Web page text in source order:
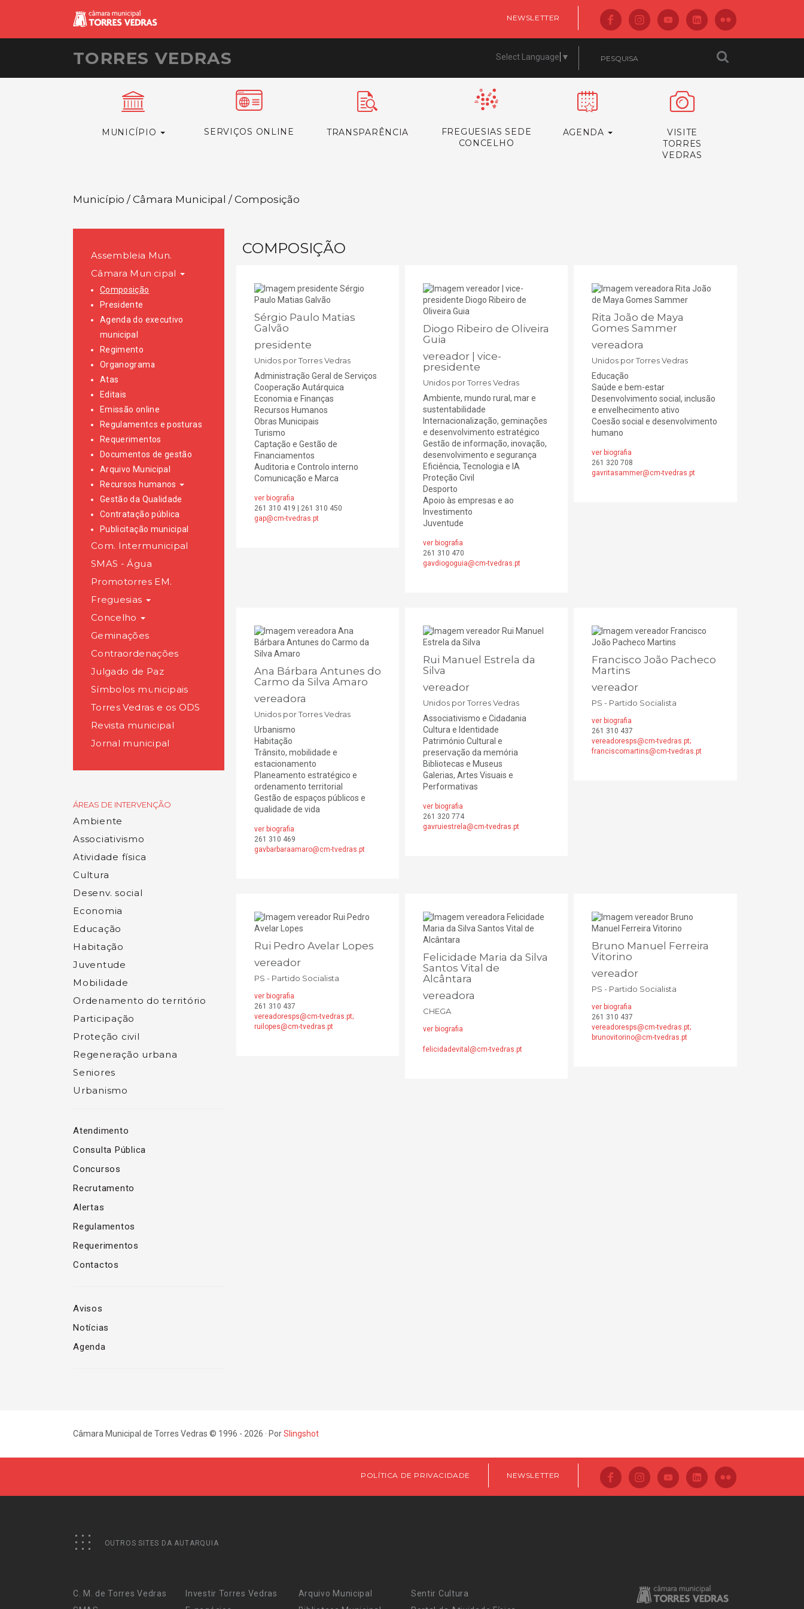
NEWSLETTER
TORRES VEDRAS Select Language ▼
MUNICÍPIO SERVIÇOS ONLINE TRANSPARÊNCIA
FREGUESIAS SEDE
CONCELHO
AGENDA
VISITE
TORRES
VEDRAS
Município / Câmara Municipal / Composição
Assembleia Mun.
Câmara Municipal
Composição
Presidente
Agenda do executivo
municipal
Regimento
Organograma
Atas
Editais
Emissão online
Regulamentos e posturas
Requerimentos
Documentos de gestão
Arquivo Municipal
Recursos humanos
Gestão da Qualidade
Contratação pública
Publicitação municipal
Com. Intermunicipal
SMAS - Água
Promotorres EM.
Freguesias
Concelho
Geminações
Contraordenações
Julgado de Paz
Símbolos municipais
Torres Vedras e os ODS
Revista municipal
Jornal municipal
ÁREAS DE INTERVENÇÃO
Ambiente
Associativismo
Atividade física
Cultura
Desenv. social
Economia
Educação
Habitação
Juventude
Mobilidade
Ordenamento do território
Participação
Proteção civil
Regeneração urbana
Seniores
Urbanismo
Atendimento
Consulta Pública
Concursos
Recrutamento
Alertas
Regulamentos
Requerimentos
Contactos
Avisos
Notícias
Agenda
COMPOSIÇÃO
Sérgio Paulo Matias
Galvão
presidente
Unidos por Torres Vedras
Administração Geral de Serviços
Cooperação Autárquica
Economia e Finanças
Recursos Humanos
Obras Municipais
Turismo
Captação e Gestão de
Financiamentos
Auditoria e Controlo interno
Comunicação e Marca
ver biografia
261 310 419 | 261 310 450
gap@cm-tvedras.pt
Diogo Ribeiro de Oliveira
Guia
vereador | vice-
presidente
Unidos por Torres Vedras
Ambiente, mundo rural, mar e
sustentabilidade
Internacionalização, geminações
e desenvolvimento estratégico
Gestão de informação, inovação,
desenvolvimento e segurança
Eficiência, Tecnologia e lA
Proteção Civil
Desporto
Apoio às empresas e ao
lnvestimento
Juventude
ver biografia
261 310 470
gavdiogoguia@cm-tvedras.pt
Rita João de Maya
Gomes Sammer
vereadora
Unidos por Torres Vedras
Educação
Saúde e bem-estar
Desenvolvimento social, inclusão
e envelhecimento ativo
Coesão social e desenvolvimento
humano
ver biografia
261 320 708
gavritasammer@cm-tvedras.pt
Ana Bárbara Antunes do
Carmo da Silva Amaro
vereadora
Unidos por Torres Vedras
Urbanismo
Habitação
Trânsito, mobilidade e
estacionamento
Planeamento estratégico e
ordenamento territorial
Gestão de espaços públicos e
qualidade de vida
ver biografia
261 310 469
gavbarbaraamaro@cm-tvedras.pt
Rui Manuel Estrela da
Silva
vereador
Unidos por Torres Vedras
Associativismo e Cidadania
Cultura e ldentidade
Património Cultural e
preservação da memória
Bibliotecas e Museus
Galerias, Artes Visuais e
Performativas
ver biografia
261 320 774
gavruiestrela@cm-tvedras.pt
Francisco João Pacheco
Martins
vereador
PS - Partido Socialista
ver biografia
261 310 437
vereadoresps@cm-tvedras.pt;
franciscomartins@cm-tvedras.pt
Rui Pedro Avelar Lopes
vereador
PS - Partido Socialista
ver biografia
261 310 437
vereadoresps@cm-tvedras.pt;
ruilopes@cm-tvedras.pt
Felicidade Maria da Silva
Santos Vital de
Alcântara
vereadora
CHEGA
ver biografia
felicidadevital@cm-tvedras.pt
Bruno Manuel Ferreira
Vitorino
vereador
PS - Partido Socialista
ver biografia
261 310 437
vereadoresps@cm-tvedras.pt;
brunovitorino@cm-tvedras.pt
Câmara Municipal de Torres Vedras © 1996 - 2026 · PorSlingshot
POLÍTICA DE PRIVACIDADE NEWSLETTER
OUTROS SITES DA AUTARQUIA
C. M. de Torres Vedras
Investir Torres Vedras
Arquivo Municipal
Sentir Cultura